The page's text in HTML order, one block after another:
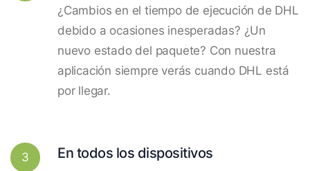
¿Cambios en el tiempo de ejecución de DHL
debido a ocasiones inesperadas? ¿Un
nuevo estado del paquete? Con nuestra
aplicación siempre verás cuando DHL está
por llegar.
3 En todos los dispositivos